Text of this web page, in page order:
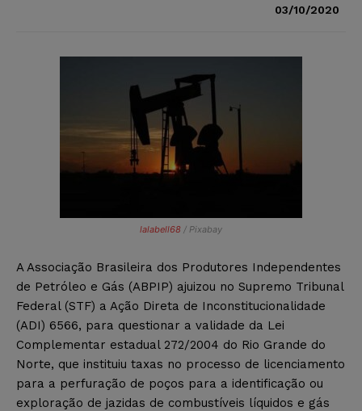
03/10/2020
lalabell68 / Pixabay
A Associação Brasileira dos Produtores Independentes
de Petróleo e Gás (ABPIP) ajuizou no Supremo Tribunal
Federal (STF) a Ação Direta de Inconstitucionalidade
(ADI) 6566, para questionar a validade da Lei
Complementar estadual 272/2004 do Rio Grande do
Norte, que instituiu taxas no processo de licenciamento
para a perfuração de poços para a identificação ou
exploração de jazidas de combustíveis líquidos e gás